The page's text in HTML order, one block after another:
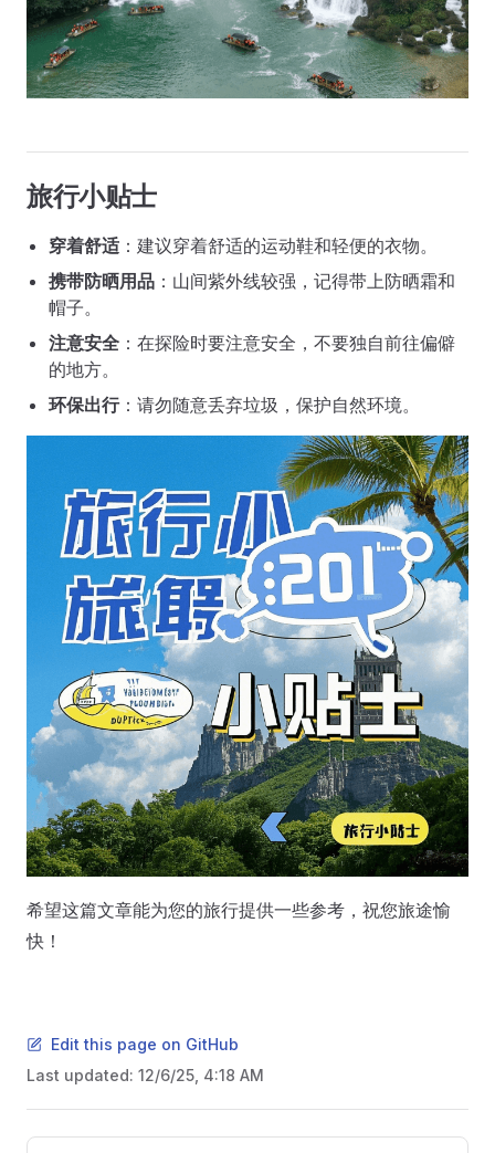
旅行小贴士
穿着舒适 ：建议穿着舒适的运动鞋和轻便的衣物。
携带防晒用品 ：山间紫外线较强，记得带上防晒霜和
帽子。
注意安全 ：在探险时要注意安全，不要独自前往偏僻
的地方。
环保出行：请勿随意丢弃垃圾，保护自然环境。
希望这篇文章能为您的旅行提供一些参考，祝您旅途愉
快！
Edit this page on GitHub
Last updated: 12/6/25, 4:18 AM